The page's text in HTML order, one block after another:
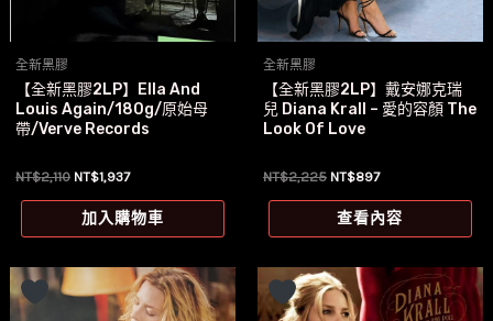
全新黑膠
【全新黑膠2LP】Ella And
Louis Again/180g/原始母
帶/Verve Records
NT$2,110 原
價
格：
NT$1,937目
價
格：
加入購物車
全新黑膠
【全新黑膠2LP】戴安娜克瑞
兒 Diana Krall – 愛的容顏 The
Look Of Love
NT$2,225 原
價
格：
NT$897目
價
格：
查看內容